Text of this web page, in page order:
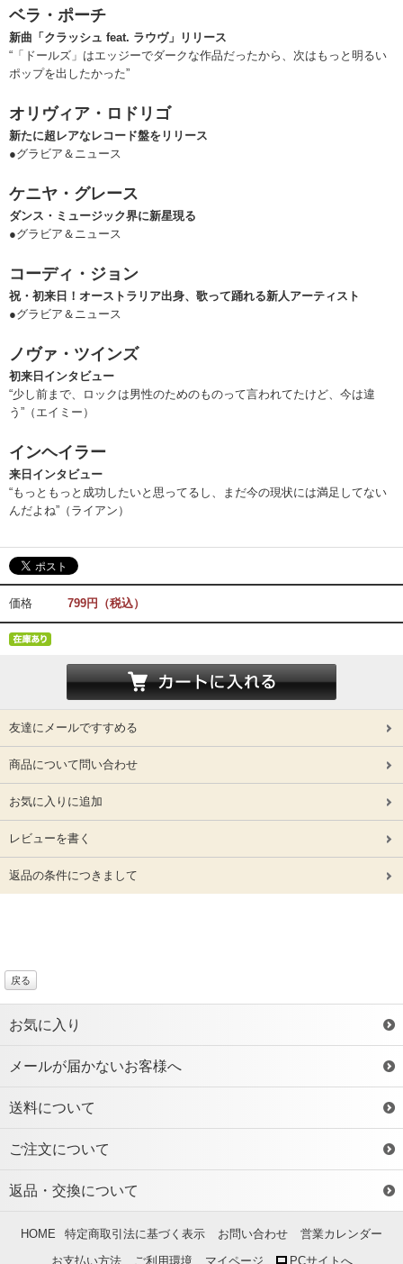
ベラ・ポーチ
新曲「クラッシュ feat. ラウヴ」リリース
“「ドールズ」はエッジーでダークな作品だったから、次はもっと明るい
ポップを出したかった”
オリヴィア・ロドリゴ
新たに超レアなレコード盤をリリース
●グラビア＆ニュース
ケニヤ・グレース
ダンス・ミュージック界に新星現る
●グラビア＆ニュース
コーディ・ジョン
祝・初来日！オーストラリア出身、歌って踊れる新人アーティスト
●グラビア＆ニュース
ノヴァ・ツインズ
初来日インタビュー
“少し前まで、ロックは男性のためのものって言われてたけど、今は違
う”（エイミー）
インヘイラー
来日インタビュー
“もっともっと成功したいと思ってるし、まだ今の現状には満足してない
んだよね”（ライアン）
価格 799円（税込）
友達にメールですすめる
商品について問い合わせ
お気に入りに追加
レビューを書く
返品の条件につきまして
戻る
お気に入り
メールが届かないお客様へ
送料について
ご注文について
返品・交換について
HOME 特定商取引法に基づく表示 お問い合わせ
営業カレンダー
お支払い方法
ご利用環境 マイページ PCサイトへ